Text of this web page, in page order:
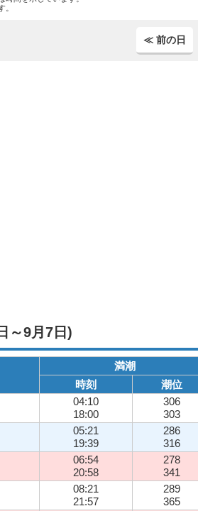
。
≪ 前の日
～9月7日)
満潮
時刻 潮位
04:10
18:00
306
303
05:21
19:39
286
316
06:54
20:58
278
341
08:21
21:57
289
365